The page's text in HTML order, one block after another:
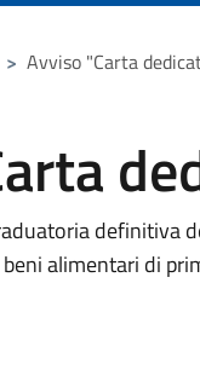
> Avviso "Carta
alimentari di